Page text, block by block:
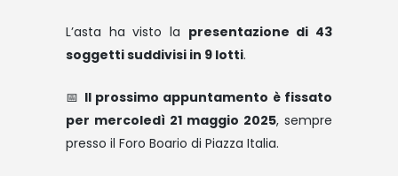
L’asta ha visto la presentazione di 43
soggetti suddivisi in 9 lotti.
📅 Il prossimo appuntamento è fissato
per mercoledì 21 maggio 2025, sempre
presso il Foro Boario di Piazza Italia.